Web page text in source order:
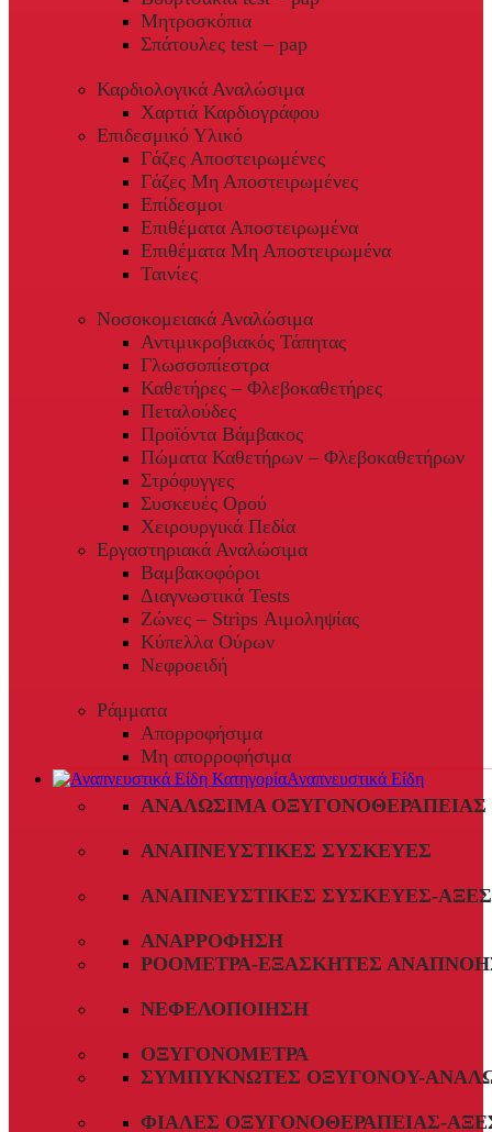
Μητροσκόπια
Σπάτουλες test – pap
Καρδιολογικά Αναλώσιμα
Χαρτιά Καρδιογράφου
Επιδεσμικό Υλικό
Γάζες Αποστειρωμένες
Γάζες Μη Αποστειρωμένες
Επίδεσμοι
Επιθέματα Αποστειρωμένα
Επιθέματα Μη Αποστειρωμένα
Ταινίες
Νοσοκομειακά Αναλώσιμα
Αντιμικροβιακός Τάπητας
Γλωσσοπίεστρα
Καθετήρες – Φλεβοκαθετήρες
Πεταλούδες
Προϊόντα Βάμβακος
Πώματα Καθετήρων – Φλεβοκαθετήρων
Στρόφυγγες
Συσκευές Ορού
Χειρουργικά Πεδία
Εργαστηριακά Αναλώσιμα
Βαμβακοφόροι
Διαγνωστικά Tests
Ζώνες – Strips Αιμοληψίας
Κύπελλα Ούρων
Νεφροειδή
Ράμματα
Απορροφήσιμα
Μη απορροφήσιμα
Αναπνευστικά Είδη
ΑΝΑΛΏΣΙΜΑ ΟΞΥΓΟΝΟΘΕΡΑΠΕΊΑΣ
ΑΝΑΠΝΕΥΣΤΙΚΈΣ ΣΥΣΚΕΥΈΣ
ΑΝΑΠΝΕΥΣΤΙΚΈΣ ΣΥΣΚΕΥΈΣ-
ΑΝΑΡΡΌΦΗΣΗ
ΡΟΌΜΕΤΡΑ-ΕΞΑΣΚΗΤΈΣ
ΝΕΦΕΛΟΠΟΊΗΣΗ
ΟΞΥΓΟΝΌΜΕΤΡΑ
ΣΥΜΠΥΚΝΩΤΈΣ ΟΞΥΓΌΝΟΥ-
ΦΙΆΛΕΣ ΟΞΥΓΟΝΟΘΕΡΑΠΕΊΑΣ-